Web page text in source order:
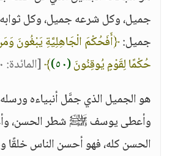
جميل، وكل شرعه جميل، وكل
جميل:﴿أَفَحُكْمَ الْجَاهِلِيَّةِ يَبْغُونَ
حُكْمًا لِقَوْمٍ يُوقِنُونَ(٥٠) ﴾[المائدة: ٥٠]
هو الجميل الذي جمَّل أنبياءه
وأعطى يوسف ﵌ شطر الحسن،
الحسن كله، فهو أحسن الناس خلقًا